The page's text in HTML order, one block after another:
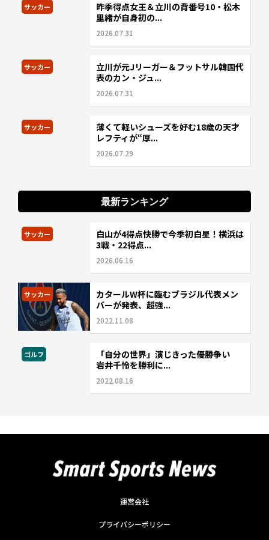
サッカー
昨季得点女王＆立川の背番号10・松木
里緒が自身初の...
2026.07.31
サッカー
立川が元Jリーガー＆フットサル韓国代
表のカン・ジュ...
2026.07.31
サッカー
薄くて軽いシューズを好む18歳の天才
レフティが“厚...
2026.07.29
最新ランキング
サッカー
白山が4得点快勝で今季初白星！横浜は
3戦・22得点...
2026.06.16
サッカー
カタールW杯に臨むブラジル代表メン
バーが発表、超強...
2022.11.08
ゴルフ
「自分の世界」演じきった優勝争い
岩井千怜を勝利に...
2022.08.16
運営会社
プライバシーポリシー